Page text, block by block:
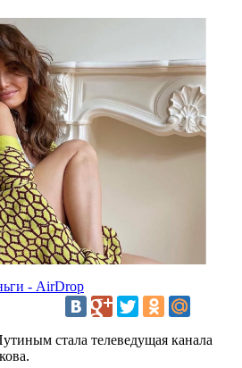
- AirDrop
стала телеведущая канала